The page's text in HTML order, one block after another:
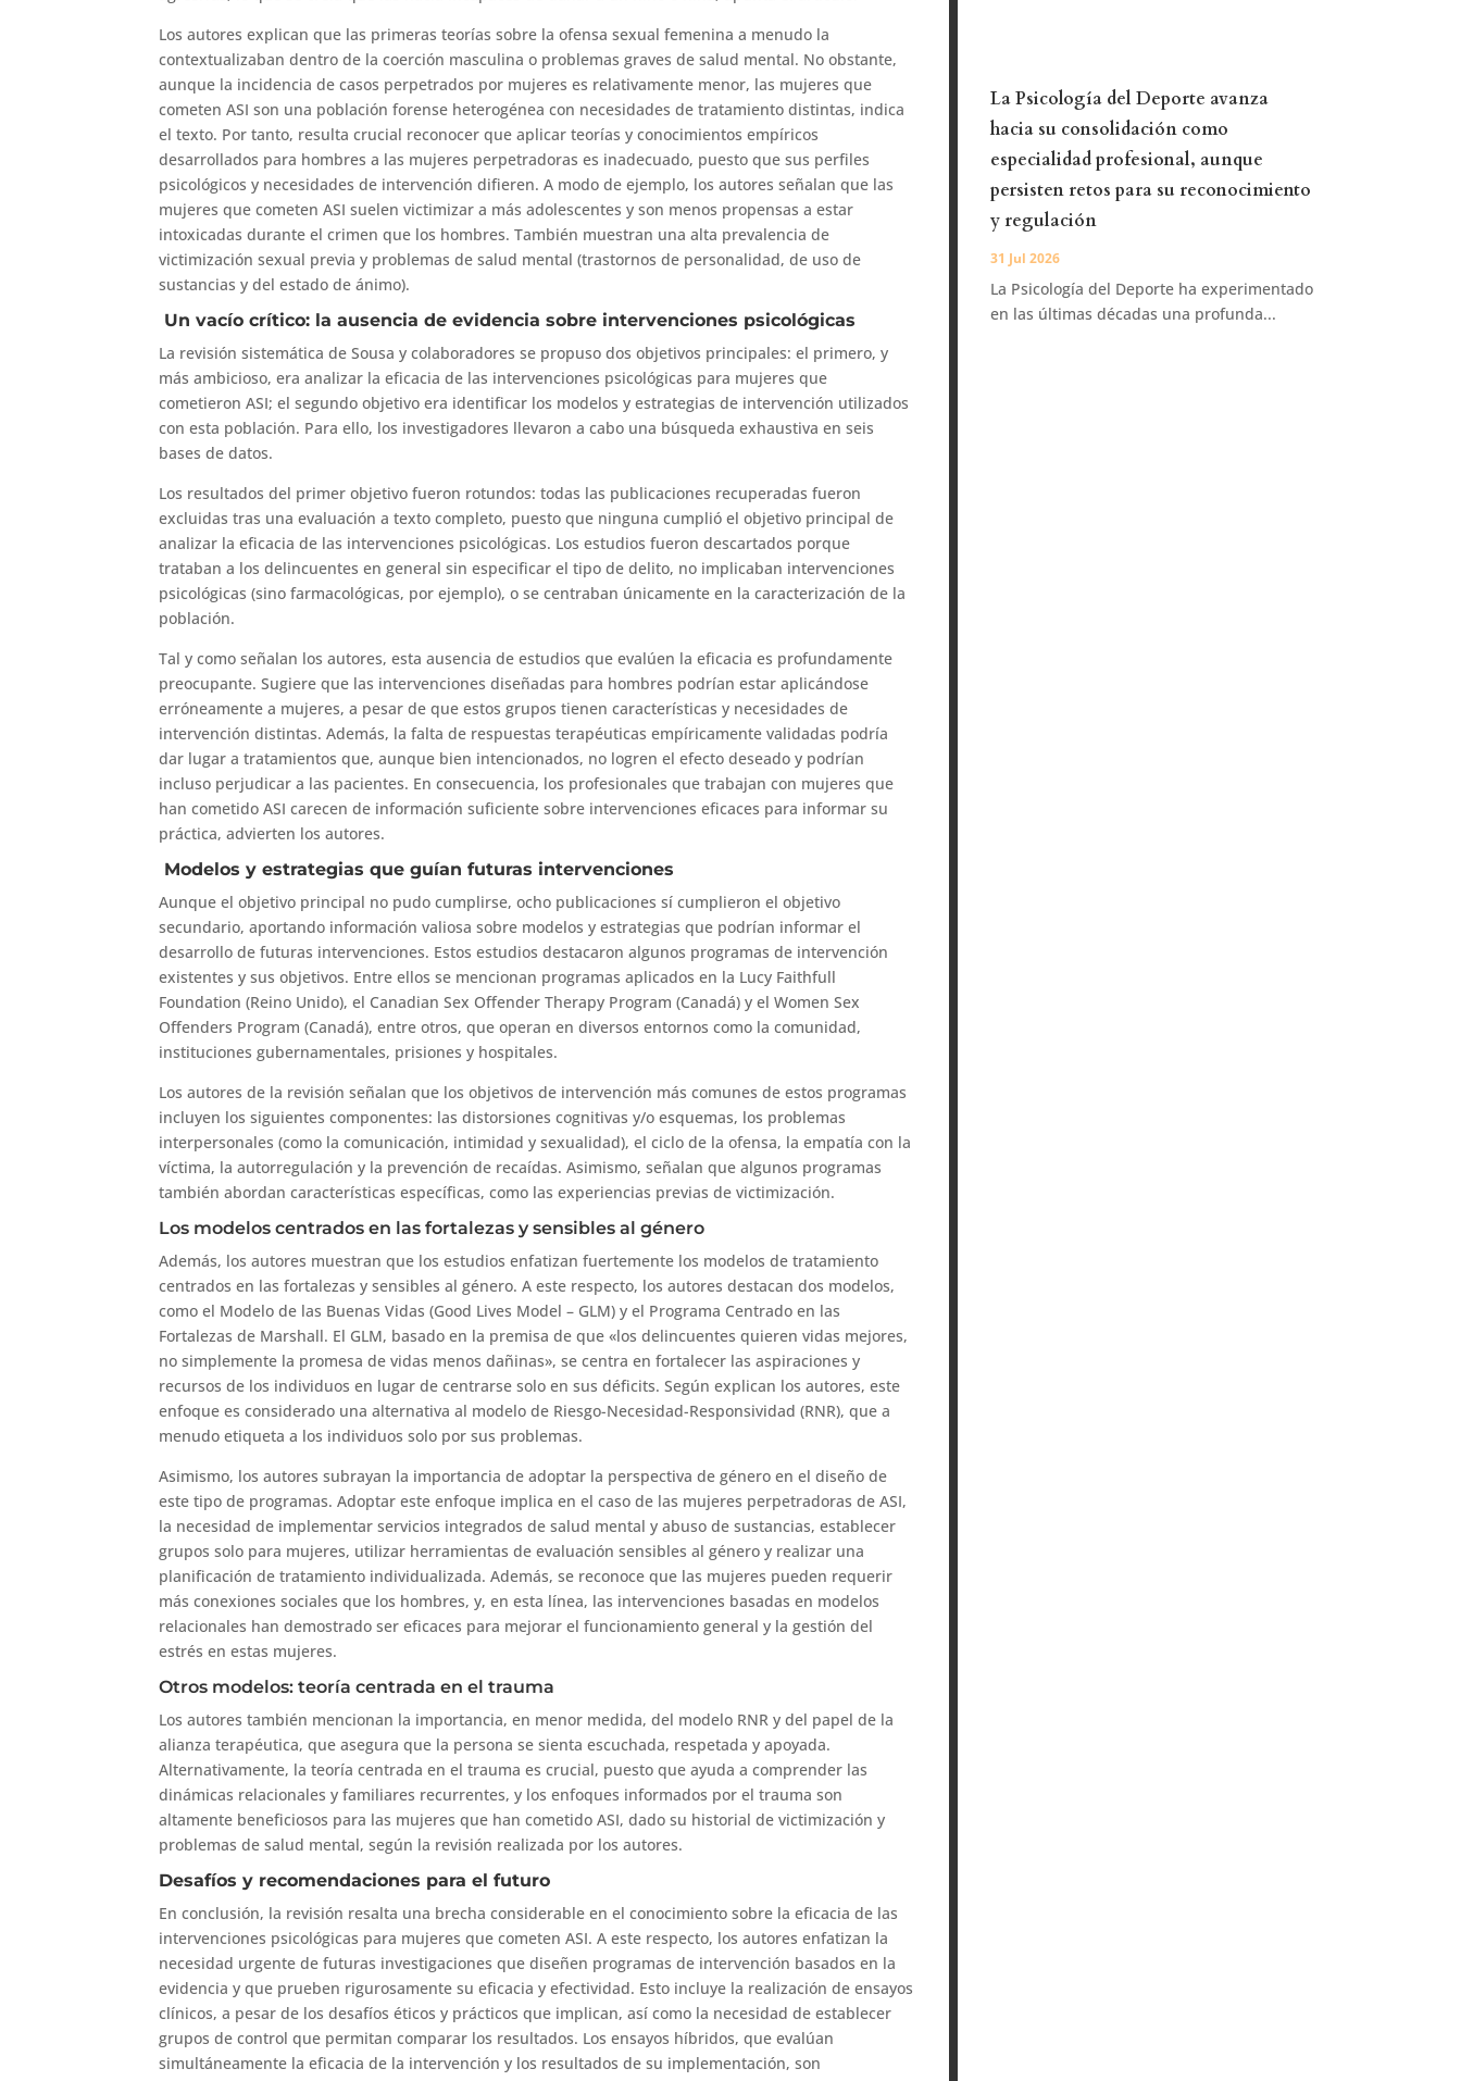
Los autores explican que las primeras teorías sobre la ofensa sexual femenina a menudo la
contextualizaban dentro de la coerción masculina o problemas graves de salud mental. No obstante,
aunque la incidencia de casos perpetrados por mujeres es relativamente menor, las mujeres que
cometen ASI son una población forense heterogénea con necesidades de tratamiento distintas, indica
el texto. Por tanto, resulta crucial reconocer que aplicar teorías y conocimientos empíricos
desarrollados para hombres a las mujeres perpetradoras es inadecuado, puesto que sus perfiles
psicológicos y necesidades de intervención difieren. A modo de ejemplo, los autores señalan que las
mujeres que cometen ASI suelen victimizar a más adolescentes y son menos propensas a estar
intoxicadas durante el crimen que los hombres. También muestran una alta prevalencia de
victimización sexual previa y problemas de salud mental (trastornos de personalidad, de uso de
sustancias y del estado de ánimo).
Un vacío crítico: la ausencia de evidencia sobre intervenciones psicológicas
La revisión sistemática de Sousa y colaboradores se propuso dos objetivos principales: el primero, y
más ambicioso, era analizar la eficacia de las intervenciones psicológicas para mujeres que
cometieron ASI; el segundo objetivo era identificar los modelos y estrategias de intervención utilizados
con esta población. Para ello, los investigadores llevaron a cabo una búsqueda exhaustiva en seis
bases de datos.
Los resultados del primer objetivo fueron rotundos: todas las publicaciones recuperadas fueron
excluidas tras una evaluación a texto completo, puesto que ninguna cumplió el objetivo principal de
analizar la eficacia de las intervenciones psicológicas. Los estudios fueron descartados porque
trataban a los delincuentes en general sin especificar el tipo de delito, no implicaban intervenciones
psicológicas (sino farmacológicas, por ejemplo), o se centraban únicamente en la caracterización de la
población.
Tal y como señalan los autores, esta ausencia de estudios que evalúen la eficacia es profundamente
preocupante. Sugiere que las intervenciones diseñadas para hombres podrían estar aplicándose
erróneamente a mujeres, a pesar de que estos grupos tienen características y necesidades de
intervención distintas. Además, la falta de respuestas terapéuticas empíricamente validadas podría
dar lugar a tratamientos que, aunque bien intencionados, no logren el efecto deseado y podrían
incluso perjudicar a las pacientes. En consecuencia, los profesionales que trabajan con mujeres que
han cometido ASI carecen de información suficiente sobre intervenciones eficaces para informar su
práctica, advierten los autores.
Modelos y estrategias que guían futuras intervenciones
Aunque el objetivo principal no pudo cumplirse, ocho publicaciones sí cumplieron el objetivo
secundario, aportando información valiosa sobre modelos y estrategias que podrían informar el
desarrollo de futuras intervenciones. Estos estudios destacaron algunos programas de intervención
existentes y sus objetivos. Entre ellos se mencionan programas aplicados en la Lucy Faithfull
Foundation (Reino Unido), el Canadian Sex Offender Therapy Program (Canadá) y el Women Sex
Offenders Program (Canadá), entre otros, que operan en diversos entornos como la comunidad,
instituciones gubernamentales, prisiones y hospitales.
Los autores de la revisión señalan que los objetivos de intervención más comunes de estos programas
incluyen los siguientes componentes: las distorsiones cognitivas y/o esquemas, los problemas
interpersonales (como la comunicación, intimidad y sexualidad), el ciclo de la ofensa, la empatía con la
víctima, la autorregulación y la prevención de recaídas. Asimismo, señalan que algunos programas
también abordan características específicas, como las experiencias previas de victimización.
Los modelos centrados en las fortalezas y sensibles al género
Además, los autores muestran que los estudios enfatizan fuertemente los modelos de tratamiento
centrados en las fortalezas y sensibles al género. A este respecto, los autores destacan dos modelos,
como el Modelo de las Buenas Vidas (Good Lives Model – GLM) y el Programa Centrado en las
Fortalezas de Marshall. El GLM, basado en la premisa de que «los delincuentes quieren vidas mejores,
no simplemente la promesa de vidas menos dañinas», se centra en fortalecer las aspiraciones y
recursos de los individuos en lugar de centrarse solo en sus déficits. Según explican los autores, este
enfoque es considerado una alternativa al modelo de Riesgo-Necesidad-Responsividad (RNR), que a
menudo etiqueta a los individuos solo por sus problemas.
Asimismo, los autores subrayan la importancia de adoptar la perspectiva de género en el diseño de
este tipo de programas. Adoptar este enfoque implica en el caso de las mujeres perpetradoras de ASI,
la necesidad de implementar servicios integrados de salud mental y abuso de sustancias, establecer
grupos solo para mujeres, utilizar herramientas de evaluación sensibles al género y realizar una
planificación de tratamiento individualizada. Además, se reconoce que las mujeres pueden requerir
más conexiones sociales que los hombres, y, en esta línea, las intervenciones basadas en modelos
relacionales han demostrado ser eficaces para mejorar el funcionamiento general y la gestión del
estrés en estas mujeres.
Otros modelos: teoría centrada en el trauma
Los autores también mencionan la importancia, en menor medida, del modelo RNR y del papel de la
alianza terapéutica, que asegura que la persona se sienta escuchada, respetada y apoyada.
Alternativamente, la teoría centrada en el trauma es crucial, puesto que ayuda a comprender las
dinámicas relacionales y familiares recurrentes, y los enfoques informados por el trauma son
altamente beneficiosos para las mujeres que han cometido ASI, dado su historial de victimización y
problemas de salud mental, según la revisión realizada por los autores.
Desafíos y recomendaciones para el futuro
En conclusión, la revisión resalta una brecha considerable en el conocimiento sobre la eficacia de las
intervenciones psicológicas para mujeres que cometen ASI. A este respecto, los autores enfatizan la
necesidad urgente de futuras investigaciones que diseñen programas de intervención basados en la
evidencia y que prueben rigurosamente su eficacia y efectividad. Esto incluye la realización de ensayos
clínicos, a pesar de los desafíos éticos y prácticos que implican, así como la necesidad de establecer
grupos de control que permitan comparar los resultados. Los ensayos híbridos, que evalúan
simultáneamente la eficacia de la intervención y los resultados de su implementación, son
La Psicología del Deporte avanza
hacia su consolidación como
especialidad profesional, aunque
persisten retos para su reconocimiento
y regulación
31 Jul 2026
La Psicología del Deporte ha experimentado
en las últimas décadas una profunda...